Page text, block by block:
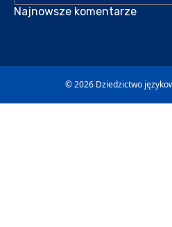
Najnowsze komentarze
© 2026 Dziedzictwo